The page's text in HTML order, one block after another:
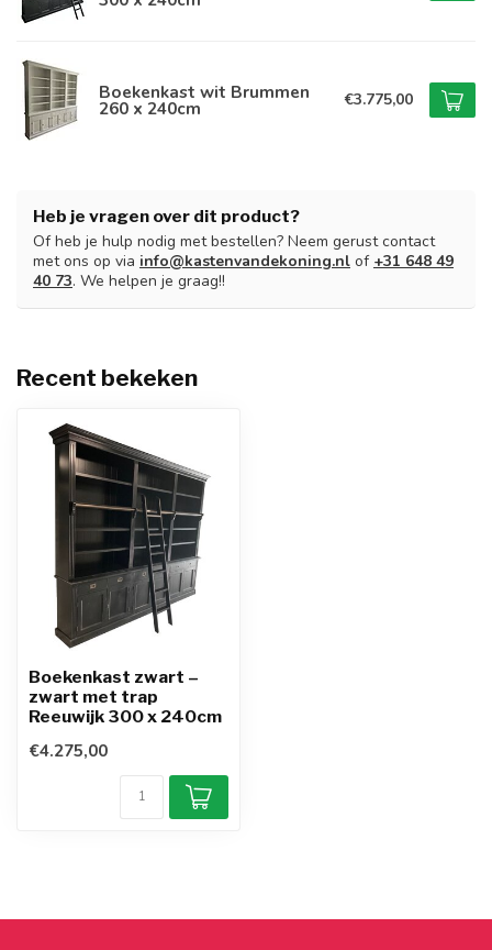
Boekenkast wit Brummen
260 x 240cm €3.775,00
Heb je vragen over dit product?
Of heb je hulp nodig met bestellen? Neem gerust contact
met ons op via info@kastenvandekoning.nl of +31 648 49
40 73. We helpen je graag!!
Recent bekeken
Boekenkast zwart –
zwart met trap
Reeuwijk 300 x 240cm
€4.275,00